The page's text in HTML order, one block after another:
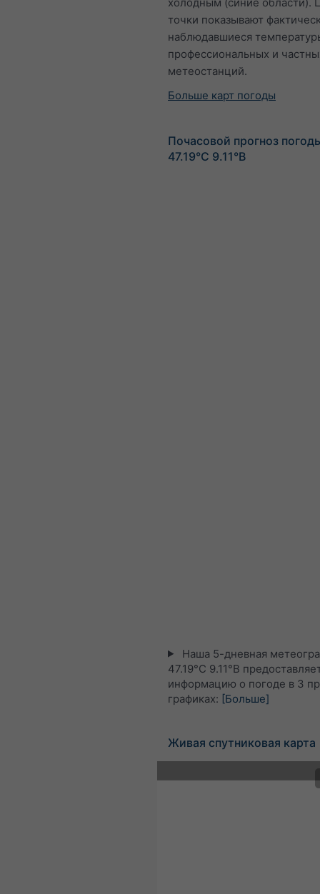
точки показывают
наблюдавшиеся
профессиональных и
метеостанций.
Больше карт погоды
Почасовой прогноз
47.19°С 9.11°В
Наша 5-дневная
47.19°С 9.11°В
информацию о погоде в 3
графиках: [Больше]
Живая спутниковая карта